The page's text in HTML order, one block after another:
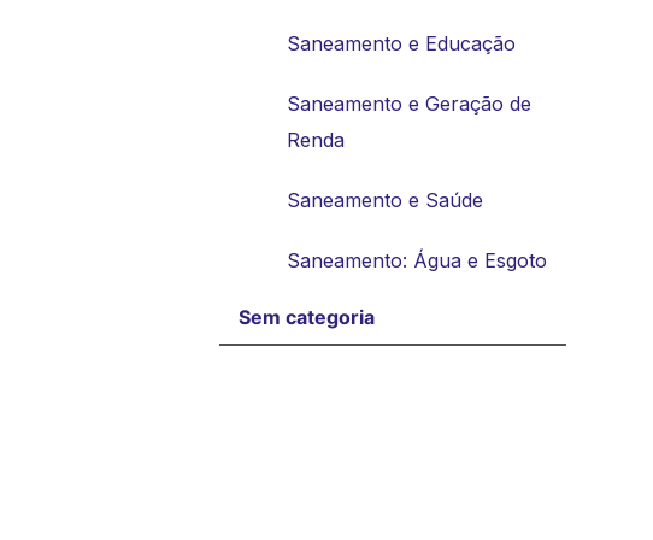
Saneamento e Educação
Saneamento e Geração de
Renda
Saneamento e Saúde
Saneamento: Água e Esgoto
Sem categoria